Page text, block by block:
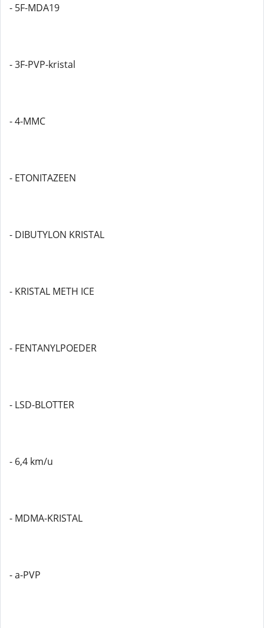
- 5F-MDA19
- 3F-PVP-kristal
- 4-MMC
- ETONITAZEEN
- DIBUTYLON KRISTAL
- KRISTAL METH ICE
- FENTANYLPOEDER
- LSD-BLOTTER
- 6,4 km/u
- MDMA-KRISTAL
- a-PVP